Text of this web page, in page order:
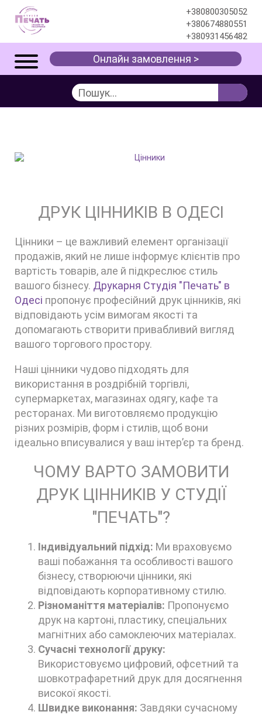
+380800305052
+380674880551
+380931456482
Онлайн замовлення >
Цінники
ДРУК ЦІННИКІВ В ОДЕСІ
Цінники – це важливий елемент організації
продажів, який не лише інформує клієнтів про
вартість товарів, але й підкреслює стиль
вашого бізнесу. Друкарня Студія "Печать" в
Одесі пропонує професійний друк цінників, які
відповідають усім вимогам якості та
допомагають створити привабливий вигляд
вашого торгового простору.
Наші цінники чудово підходять для
використання в роздрібній торгівлі,
супермаркетах, магазинах одягу, кафе та
ресторанах. Ми виготовляємо продукцію
різних розмірів, форм і стилів, щоб вони
ідеально вписувалися у ваш інтер’єр та бренд.
ЧОМУ ВАРТО ЗАМОВИТИ
ДРУК ЦІННИКІВ У СТУДІЇ
"ПЕЧАТЬ"?
Індивідуальний підхід: Ми враховуємо
ваші побажання та особливості вашого
бізнесу, створюючи цінники, які
відповідають корпоративному стилю.
Різноманіття матеріалів: Пропонуємо
друк на картоні, пластику, спеціальних
магнітних або самоклеючих матеріалах.
Сучасні технології друку:
Використовуємо цифровий, офсетний та
шовкотрафаретний друк для досягнення
високої якості.
Швидке виконання: Завдяки сучасному